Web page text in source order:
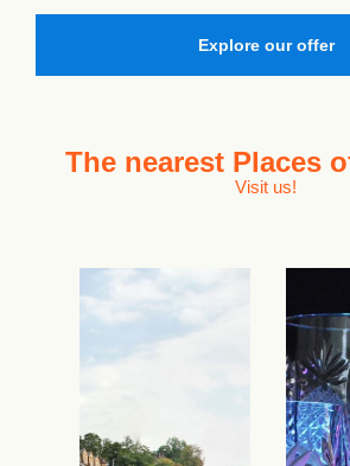
Explore our offer
The nearest Places
Visit us!